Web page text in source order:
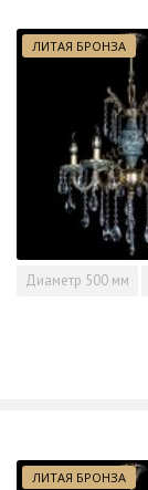
ЛИТАЯ БРОНЗА
Диаметр 500 мм
ЛИТАЯ БРОНЗА